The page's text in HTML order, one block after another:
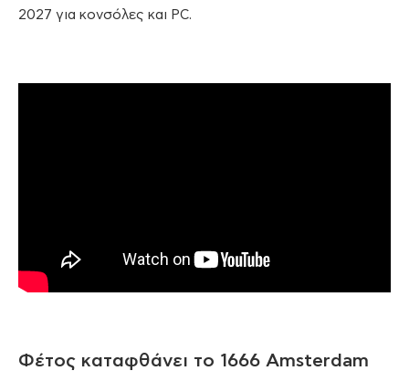
2027 για κονσόλες και PC.
Φέτος καταφθάνει το 1666 Amsterdam